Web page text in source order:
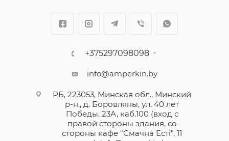
+375297098098
info@amperkin.by
РБ, 223053, Минская обл., Минский
р-н., д. Боровляны, ул. 40 лет
Победы, 23А, каб.100 (вход с
правой стороны здания, со
стороны кафе "Смачна Естi", 11